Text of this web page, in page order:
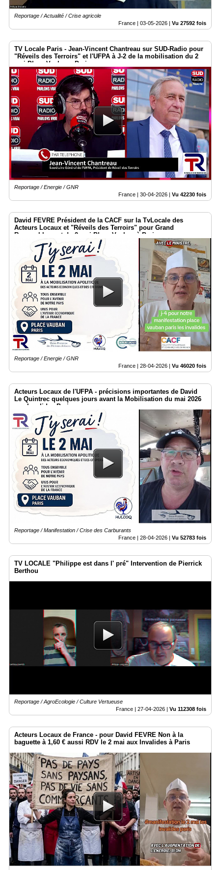
Reportage / Actualité / Crise agricole
France | 03-05-2026 | Vu 27592 fois
TV Locale Paris - Jean-Vincent Chantreau sur SUD-Radio pour
"Réveils des Terroirs" et l'UFPA à J-2 de la mobilisation du 2
mai Place Vauban - Paris
Reportage / Energie / GNR
France | 30-04-2026 | Vu 42230 fois
David FEVRE Président de la CACF sur la TvLocale des
Acteurs Locaux et "Réveils des Terroirs" pour Grand
Rassemblement du 2 mai Place Vauban à Paris
Reportage / Energie / GNR
France | 28-04-2026 Vu 46020 fois
Acteurs Locaux de l'UFPA - précisions importantes de David
Le Quintrec quelques jours avant la Mobilisation du mai 2026
aux Invalides Paris
Reportage / Manifestation / Crise des Carburants
France | 28-04-2026 | Vu 52783 fois
TV LOCALE "Philippe est dans l' pré" Intervention de Pierrick
Berthou
Reportage / AgroEcologie / Culture Vertueuse
France | 27-04-2026 | Vu 112308 fois
Acteurs Locaux de France - pour David FEVRE Non à la
baguette à 1,60 € aussi RDV le 2 mai aux Invalides à Paris